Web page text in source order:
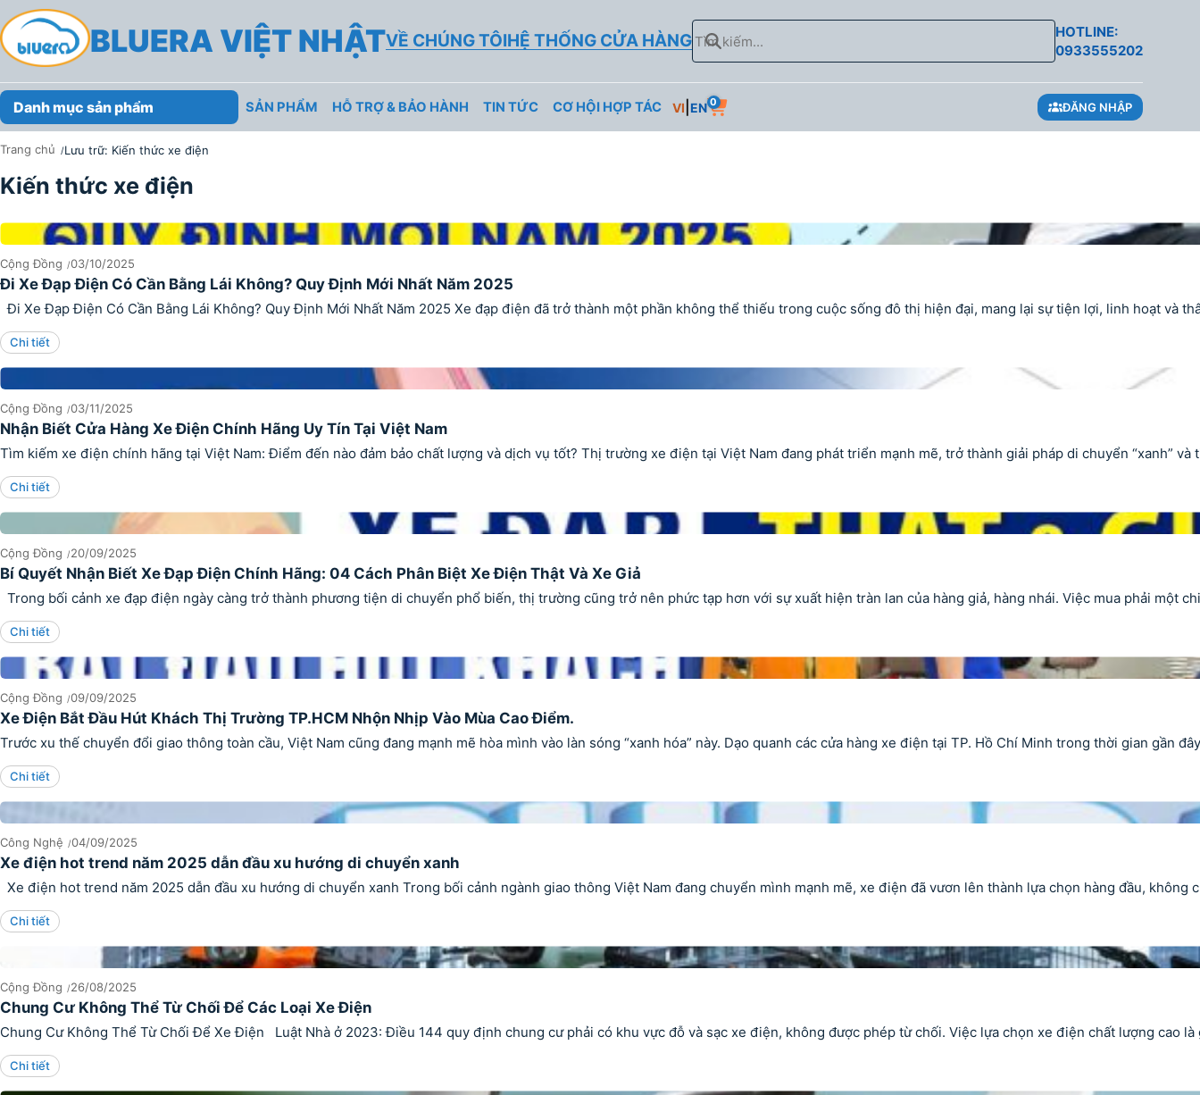
Skip
to
content
BLUERA VIỆT NHẬTVỀ CHÚNG TÔIHỆ THỐNG CỬA HÀNG Tìm
kiếm
HOTLINE:
0933555202
Danh mục sản phẩm SẢN PHẨM HỖ TRỢ & BẢO HÀNH TIN TỨC CƠ HỘI HỢP TÁC VI EN 0 ĐĂNG NHẬP
Kiến thức xe điện
Trang chủ Lưu trữ: Kiến thức xe điện
KIẾN THỨC XE ĐIỆN
Cộng Đồng 03/10/2025
Đi Xe Đạp Điện Có Cần Bằng Lái Không? Quy Định Mới Nhất Năm 2025
Đi Xe Đạp Điện Có Cần Bằng Lái Không? Quy Định Mới Nhất Năm 2025 Xe đạp điện đã trở thành một phần không thể thiếu trong cuộc sống đô thị hiện đại, mang lại sự tiện lợi, linh hoạt và
Chi tiết
Cộng Đồng 03/11/2025
Nhận Biết Cửa Hàng Xe Điện Chính Hãng Uy Tín Tại Việt Nam
Tìm kiếm xe điện chính hãng tại Việt Nam: Điểm đến nào đảm bảo chất lượng và dịch vụ tốt? Thị trường xe điện tại Việt Nam đang phát triển mạnh mẽ, trở thành giải pháp di chuyển “xanh”
Chi tiết
Cộng Đồng 20/09/2025
Bí Quyết Nhận Biết Xe Đạp Điện Chính Hãng: 04 Cách Phân Biệt Xe Điện Thật Và Xe Giả
Trong bối cảnh xe đạp điện ngày càng trở thành phương tiện di chuyển phổ biến, thị trường cũng trở nên phức tạp hơn với sự xuất hiện tràn lan của hàng giả, hàng nhái. Việc mua phải một
Chi tiết
Cộng Đồng 09/09/2025
Xe Điện Bắt Đầu Hút Khách Thị Trường TP.HCM Nhộn Nhịp Vào Mùa Cao Điểm.
Trước xu thế chuyển đổi giao thông toàn cầu, Việt Nam cũng đang mạnh mẽ hòa mình vào làn sóng “xanh hóa” này. Dạo quanh các cửa hàng xe điện tại TP. Hồ Chí Minh trong thời gian gần
Chi tiết
Công Nghệ 04/09/2025
Xe điện hot trend năm 2025 dẫn đầu xu hướng di chuyển xanh
Xe điện hot trend năm 2025 dẫn đầu xu hướng di chuyển xanh Trong bối cảnh ngành giao thông Việt Nam đang chuyển mình mạnh mẽ, xe điện đã vươn lên thành lựa chọn hàng đầu,
Chi tiết
Cộng Đồng 26/08/2025
Chung Cư Không Thể Từ Chối Để Các Loại Xe Điện
Chung Cư Không Thể Từ Chối Để Xe Điện Luật Nhà ở 2023: Điều 144 quy định chung cư phải có khu vực đỗ và sạc xe điện, không được phép từ chối. Việc lựa chọn xe điện chất lượng cao
Chi tiết